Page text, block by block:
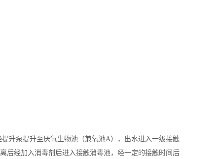
升泵提升至厌氧生物池（兼氧池A），出水进入一级接触
后经加入消毒剂后进入接触消毒池，经一定的接触时间后